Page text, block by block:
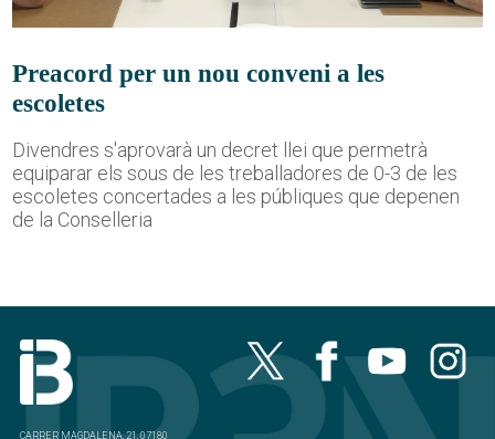
Preacord per un nou conveni a les
escoletes
Divendres s'aprovarà un decret llei que permetrà
equiparar els sous de les treballadores de 0-3 de les
escoletes concertades a les públiques que depenen
de la Conselleria
CARRER MAGDALENA, 21, 07180